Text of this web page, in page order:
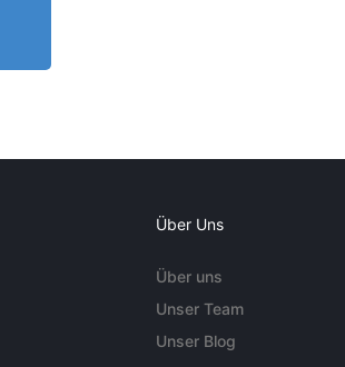
Über Uns
Über uns
Unser Team
Unser Blog